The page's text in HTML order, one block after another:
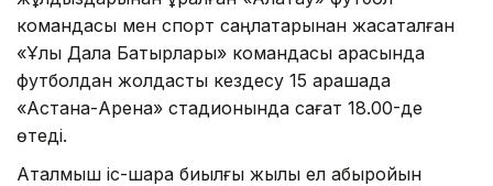
командасы мен спорт саңлақтарынан жасақталған
«Ұлы Дала Батырлары» командасы арасында
футболдан жолдастық кездесу 15 қарашада
«Астана-Арена» стадионында сағат 18.00-де
өтеді.
Аталмыш іс-шара биылғы жылы ел абыройын